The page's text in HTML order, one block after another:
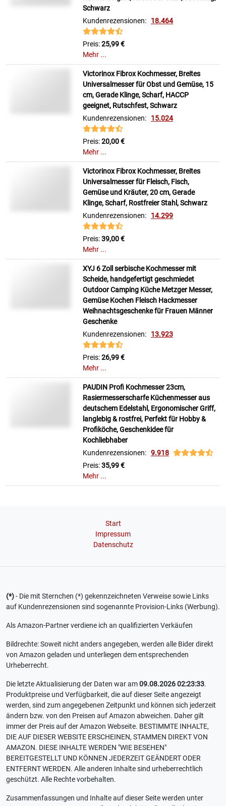
Schwarz
Kundenrezensionen: 18.464
Preis:25,99 €
Mehr ...
Victorinox Fibrox Kochmesser, Breites
Universalmesser für Obst und Gemüse, 15
cm, Gerade Klinge, Scharf, HACCP
geeignet, Rutschfest, Schwarz
Kundenrezensionen: 15.024
Preis:20,00 €
Mehr ...
Victorinox Fibrox Kochmesser, Breites
Universalmesser für Fleisch, Fisch,
Gemüse und Kräuter, 20 cm, Gerade
Klinge, Scharf, Rostfreier Stahl, Schwarz
Kundenrezensionen: 14.299
Preis:39,00 €
Mehr ...
XYJ 6 Zoll serbische Kochmesser mit
Scheide, handgefertigt geschmiedet
Outdoor Camping Küche Metzger Messer,
Gemüse Kochen Fleisch Hackmesser
Weihnachtsgeschenke für Frauen Männer
Geschenke
Kundenrezensionen: 13.923
Preis:26,99 €
Mehr ...
PAUDIN Profi Kochmesser 23cm,
Rasiermesserscharfe Küchenmesser aus
deutschem Edelstahl, Ergonomischer Griff,
langlebig & rostfrei, Perfekt für Hobby &
Profiköche, Geschenkidee für
Kochliebhaber
Kundenrezensionen: 9.918
Preis:35,99 €
Mehr ...
Start
Impressum
Datenschutz
(*)- Die mit Sternchen (*) gekennzeichneten Verweise sowie Links
auf Kundenrezensionen sind sogenannte Provision-Links (Werbung).
Als Amazon-Partner verdiene ich an qualifizierten Verkäufen
Bildrechte: Soweit nicht anders angegeben, werden alle Bider direkt
von Amazon geladen und unterliegen dem entsprechenden
Urheberrecht.
Die letzte Aktualisierung der Daten war am09.08.2026 02:23:33.
Produktpreise und Verfügbarkeit, die auf dieser Seite angezeigt
werden, sind zum angegebenen Zeitpunkt und können sich jederzeit
ändern bzw. von den Preisen auf Amazon abweichen. Daher gilt
immer der Preis auf der Amazon Webseite. BESTIMMTE INHALTE,
DIE AUF DIESER WEBSITE ERSCHEINEN, STAMMEN DIREKT VON
AMAZON. DIESE INHALTE WERDEN "WIE BESEHEN"
BEREITGESTELLT UND KÖNNEN JEDERZEIT GEÄNDERT ODER
ENTFERNT WERDEN. Alle anderen Inhalte sind urheberrechtlich
geschützt. Alle Rechte vorbehalten.
Zusammenfassungen und Inhalte auf dieser Seite werden unter